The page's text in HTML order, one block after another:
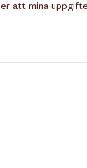
att mina